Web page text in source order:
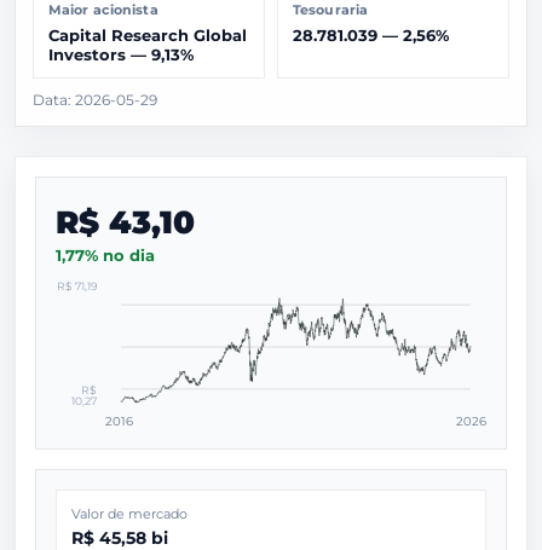
Maior acionista
Capital Research Global
Investors — 9,13%
Tesouraria
28.781.039 — 2,56%
Data: 2026-05-29
R$ 43,10
1,77% no dia
R$ 71,19
R$
10,27
2016 2026
Valor de mercado
R$ 45,58 bi